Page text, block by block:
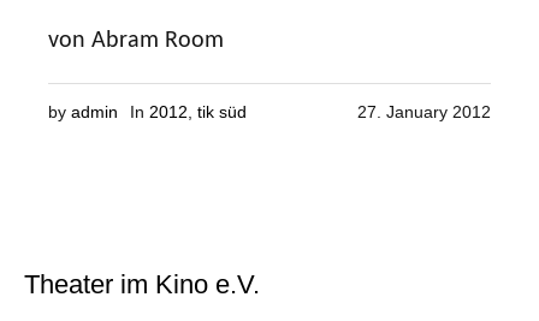
von Abram Room
27. January 2012
by admin In 2012 tik süd
Theater im Kino e.V.